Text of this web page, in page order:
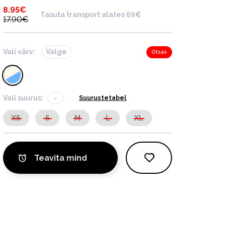
8.95€
17.90€
Tasuta transport alates 69€
Vali värv: Valge Otsas
Vali suurus: - Suurustetabel
XS S M L XL
Teavita mind